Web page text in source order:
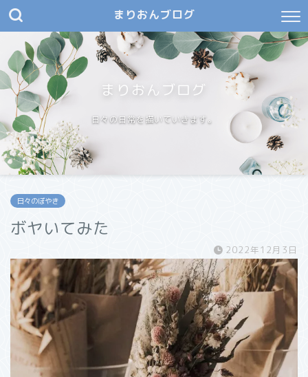
まりおんブログ
まりおんブログ
日々の日常を描いていきます。
日々のぼやき
ボヤいてみた
2022年12月3日